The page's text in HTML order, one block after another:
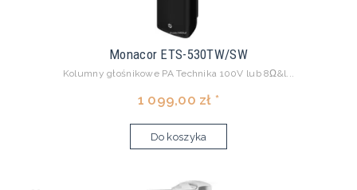
Monacor ETS-530TW/SW
Kolumny głośnikowe PA Technika 100V lub 8Ω&l...
1 099,00 zł *
Do koszyka